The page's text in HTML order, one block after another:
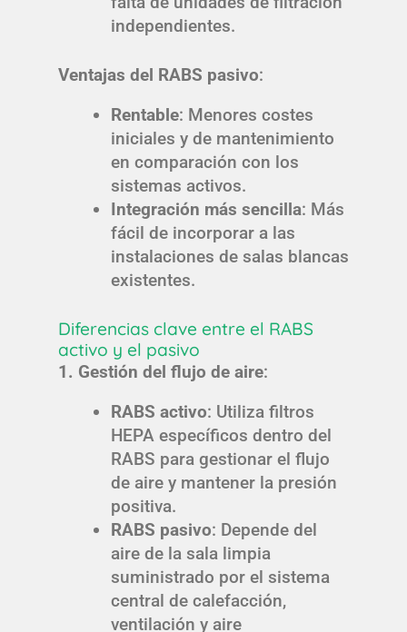
independientes.
Ventajas del RABS pasivo:
Rentable: Menores costes
iniciales y de mantenimiento
en comparación con los
sistemas activos.
Integración más sencilla: Más
fácil de incorporar a las
instalaciones de salas blancas
existentes.
Diferencias clave entre el RABS
activo y el pasivo
1. Gestión del flujo de aire:
RABS activo: Utiliza filtros
HEPA específicos dentro del
RABS para gestionar el flujo
de aire y mantener la presión
positiva.
RABS pasivo: Depende del
aire de la sala limpia
suministrado por el sistema
central de calefacción,
ventilación y aire